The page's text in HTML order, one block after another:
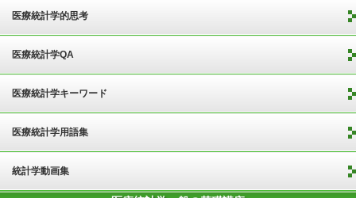
医療統計学的思考
医療統計学QA
医療統計学キーワード
医療統計学用語集
統計学動画集